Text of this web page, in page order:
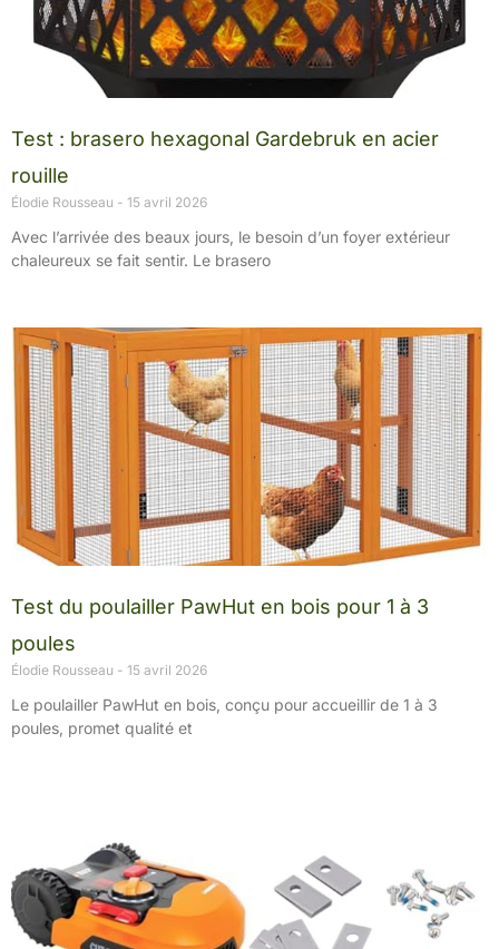
Test : brasero hexagonal Gardebruk en acier
rouille
Élodie Rousseau 15 avril 2026
Avec l’arrivée des beaux jours, le besoin d’un foyer extérieur
chaleureux se fait sentir. Le brasero
Test du poulailler PawHut en bois pour 1 à 3
poules
Élodie Rousseau 15 avril 2026
Le poulailler PawHut en bois, conçu pour accueillir de 1 à 3
poules, promet qualité et